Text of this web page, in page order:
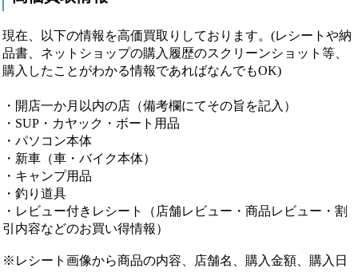
現在、以下の情報を高価買取りしております。(レシートや納
品書、ネットショップの購入履歴のスクリーンショット等、
購入したことがわかる情報であればなんでもOK)
・開店一か月以内の店（備考欄にてその旨を記入）
・SUP・カヤック・ボート用品
・パソコン本体
・新車（車・バイク本体）
・キャンプ用品
・釣り道具
・レビュー付きレシート（店舗レビュー・商品レビュー・割
引内容などのお買い得情報）
※レシート画像から商品の内容、店舗名、購入金額、購入日